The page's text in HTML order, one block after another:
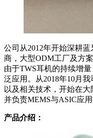
公司从2012年开始深耕
商，大型ODM工厂及方
由于TWS耳机的持续增
泛应用。从2018年10月
以及相关技术，开始在
并负责MEMS与ASIC应用
产品介绍：